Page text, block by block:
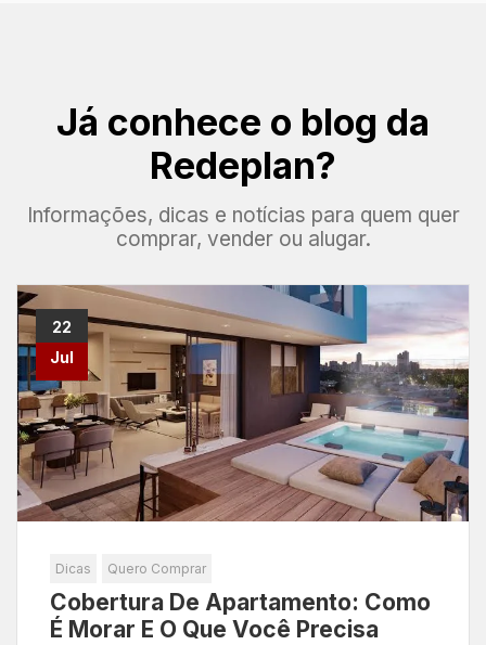
Já conhece o blog da
Redeplan?
Informações, dicas e notícias para quem quer
comprar, vender ou alugar.
22
Jul
Dicas Quero Comprar
Cobertura De Apartamento: Como
É Morar E O Que Você Precisa